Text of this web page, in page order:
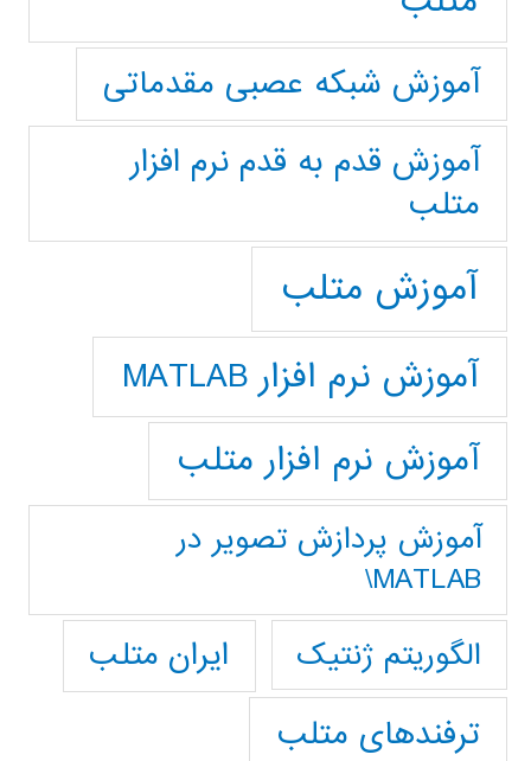
آموزش شبکه عصبی مقدماتی
آموزش قدم به قدم نرم افزار
متلب
آموزش متلب
آموزش نرم افزار MATLAB
آموزش نرم افزار متلب
آموزش پردازش تصوير در
MATLAB\
الگوریتم ژنتیک
ایران متلب
ترفندهای متلب